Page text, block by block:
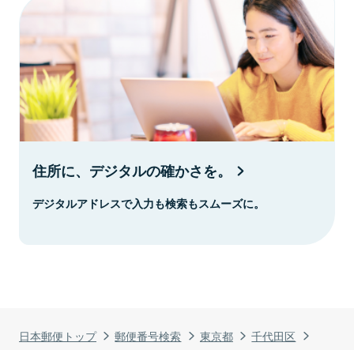
日本郵便トップ 郵便番号検索 東京都
千代田区
住所に、デジタルの確かさを。
デジタルアドレスで入力も検索もスムーズに。